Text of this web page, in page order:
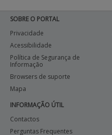
SOBRE O PORTAL
Privacidade
Acessibilidade
Política de Segurança de
Informação
Browsers de suporte
Mapa
INFORMAÇÃO ÚTIL
Contactos
Perguntas Frequentes